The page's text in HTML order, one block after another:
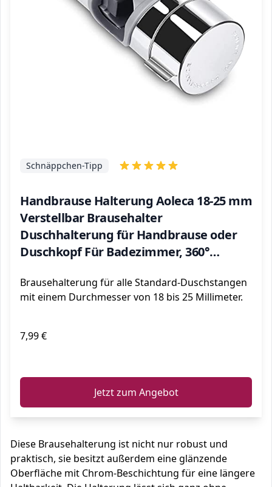
Handbrause Halterung Aoleca 18-25 mm
Verstellbar Brausehalter
Duschhalterung für Handbrause oder
Duschkopf Für Badezimmer, 360°
Verchromt
Schnäppchen-Tipp
Brausehalterung für alle Standard-Duschstangen
mit einem Durchmesser von 18 bis 25 Millimeter.
7,99 €
Jetzt zum Angebot
Diese Brausehalterung ist nicht nur robust und
praktisch, sie besitzt außerdem eine glänzende
Oberfläche mit Chrom-Beschichtung für eine längere